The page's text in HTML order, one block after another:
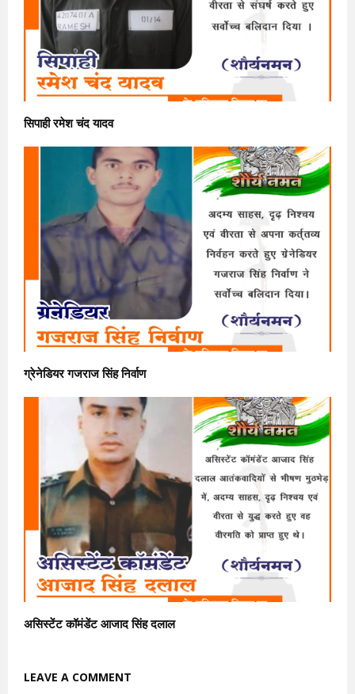
सिपाही रमेश चंद यादव
ग्रेनेडियर गजराज सिंह निर्वाण
असिस्टेंट कॉमंडेंट आजाद सिंह दलाल
LEAVE A COMMENT